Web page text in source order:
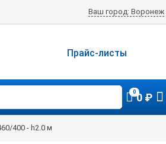
Ваш город: Воронеж
Прайс-листы
00 ₽
400 - h2.0 м